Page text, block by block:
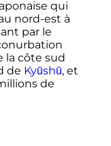
qui
nord-est à
par le
la côte sud
de Kyūshū, et
de